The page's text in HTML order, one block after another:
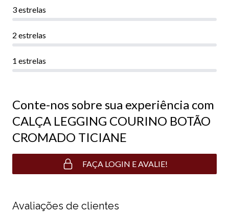
3 estrelas
2 estrelas
1 estrelas
Conte-nos sobre sua experiência com
CALÇA LEGGING COURINO BOTÃO
CROMADO TICIANE
FAÇA LOGIN E AVALIE!
Avaliações de clientes